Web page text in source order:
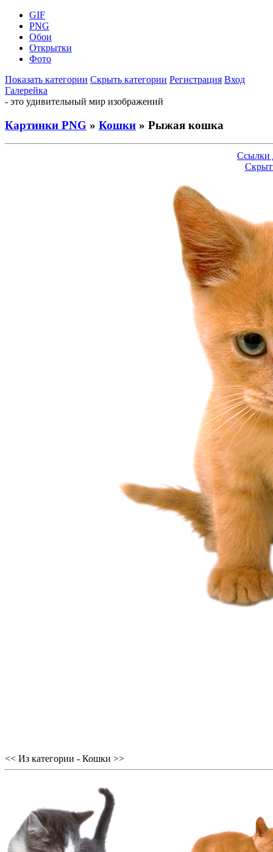
GIF
PNG
Обои
Открытки
Фото
Показать категории Скрыть категории Регистрация Вход
Галерейка
- это удивительный мир изображений
Картинки PNG » Кошки » Рыжая кошка
Ссылки
<< Из категории - Кошки >>